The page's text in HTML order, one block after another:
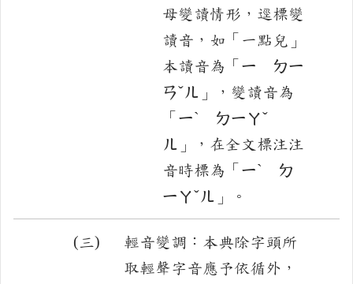
母變讀情形，逕標變
讀音，如「一點兒」
本讀音為「ㄧ ㄉㄧ
ㄢˇㄦ」，變讀音為
「ㄧˋ ㄉㄧㄚˇ
ㄦ」，在全文標注注
音時標為「ㄧˋ ㄉ
ㄧㄚˇㄦ」。
(三)
輕音變調：本典除字頭所
取輕聲字音應予依循外，